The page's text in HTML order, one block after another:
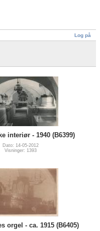
Log på
interiør - 1940 (B6399)
Dato: 14-05-2012
Visninger: 1393
orgel - ca. 1915 (B6405)